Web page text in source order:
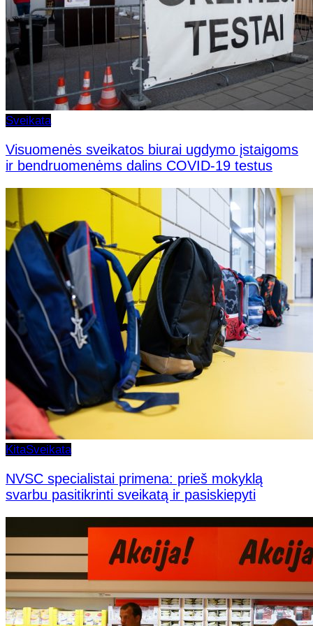
Sveikata
Visuomenės sveikatos biurai ugdymo įstaigoms
ir bendruomenėms dalins COVID-19 testus
KitaSveikata
NVSC specialistai primena: prieš mokyklą
svarbu pasitikrinti sveikatą ir pasiskiepyti